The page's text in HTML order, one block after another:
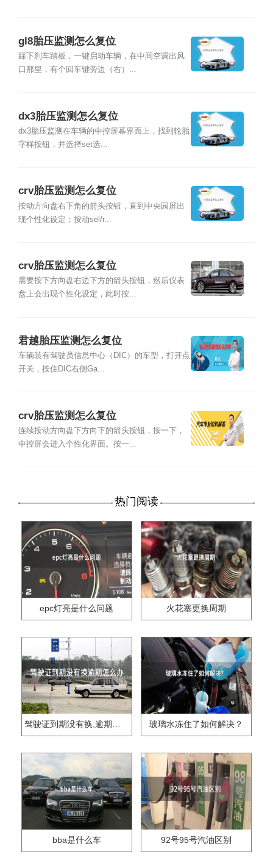
gl8胎压监测怎么复位
踩下刹车踏板，一键启动车辆，在中间空调出风
口那里，有个回车键旁边（右）...
dx3胎压监测怎么复位
dx3胎压监测在车辆的中控屏幕界面上，找到轮胎
字样按钮，并选择set选...
crv胎压监测怎么复位
按动方向盘右下角的箭头按钮，直到中央园屏出
现个性化设定；按动sel/r...
crv胎压监测怎么复位
需要按下方向盘右边下方的箭头按钮，然后仪表
盘上会出现个性化设定，此时按...
君越胎压监测怎么复位
车辆装有驾驶员信息中心（DIC）的车型，打开点
开关，按住DIC右侧Ga...
crv胎压监测怎么复位
连续按动方向盘下方向下的箭头按钮，按一下，
中控屏会进入个性化界面。按一...
热门阅读
epc灯亮是什么问题 火花塞更换周期
驾驶证到期没有换,逾期怎么办?? 玻璃水冻住了如何解决？
bba是什么车 92号95号汽油区别